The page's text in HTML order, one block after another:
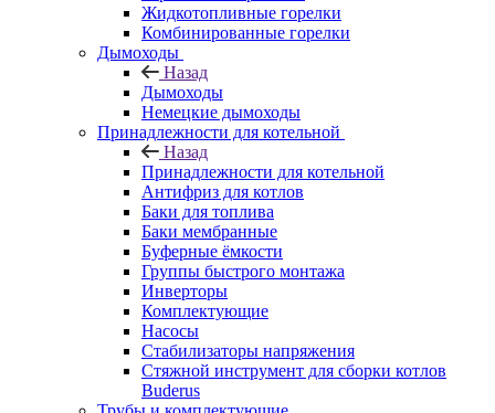
Жидкотопливные горелки
Комбинированные горелки
Дымоходы
Назад
Дымоходы
Немецкие дымоходы
Принадлежности для котельной
Назад
Принадлежности для котельной
Антифриз для котлов
Баки для топлива
Баки мембранные
Буферные ёмкости
Группы быстрого монтажа
Инверторы
Комплектующие
Насосы
Стабилизаторы напряжения
Стяжной инструмент для сборки котлов
Buderus